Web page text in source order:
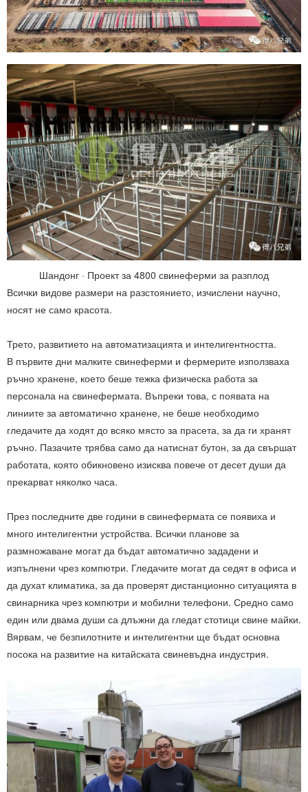
Шандонг · Проект за 4800 свинеферми за разплод
Всички видове размери на разстоянието, изчислени научно,
носят не само красота.
Трето, развитието на автоматизацията и интелигентността.
В първите дни малките свинеферми и фермерите използваха
ръчно хранене, което беше тежка физическа работа за
персонала на свинефермата. Въпреки това, с появата на
линиите за автоматично хранене, не беше необходимо
гледачите да ходят до всяко място за прасета, за да ги хранят
ръчно. Пазачите трябва само да натиснат бутон, за да свършат
работата, която обикновено изисква повече от десет души да
прекарват няколко часа.
През последните две години в свинефермата се появиха и
много интелигентни устройства. Всички планове за
размножаване могат да бъдат автоматично зададени и
изпълнени чрез компютри. Гледачите могат да седят в офиса и
да духат климатика, за да проверят дистанционно ситуацията в
свинарника чрез компютри и мобилни телефони. Средно само
един или двама души са длъжни да гледат стотици свине майки.
Вярвам, че безпилотните и интелигентни ще бъдат основна
посока на развитие на китайската свиневъдна индустрия.